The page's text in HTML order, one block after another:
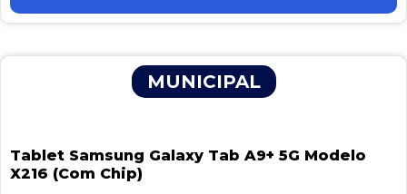
MUNICIPAL
Tablet Samsung Galaxy Tab A9+ 5G Modelo
X216 (Com Chip)